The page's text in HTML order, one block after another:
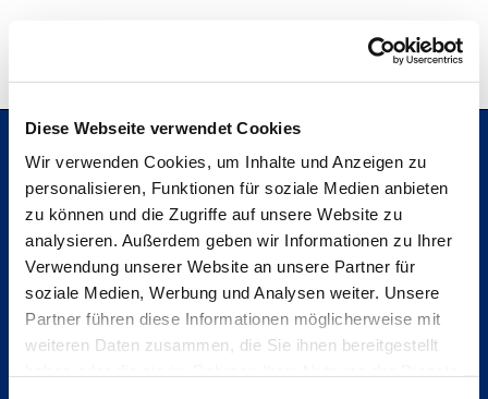
Diese Webseite verwendet Cookies
Wir verwenden Cookies, um Inhalte und Anzeigen zu
personalisieren, Funktionen für soziale Medien anbieten
zu können und die Zugriffe auf unsere Website zu
analysieren. Außerdem geben wir Informationen zu Ihrer
Verwendung unserer Website an unsere Partner für
soziale Medien, Werbung und Analysen weiter. Unsere
Partner führen diese Informationen möglicherweise mit
weiteren Daten zusammen, die Sie ihnen bereitgestellt
Hochschule Bremerhaven
Kontakt
An der Karlstadt 8
27568 Bremerhaven
Ressourcen
Folge uns